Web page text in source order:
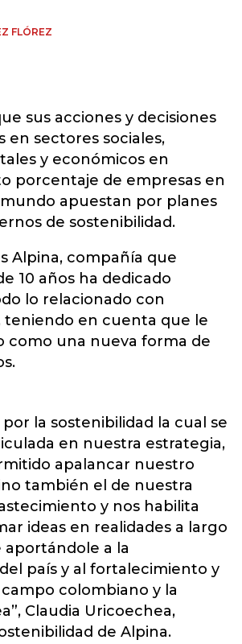
FLÓREZ
sus acciones y decisiones
en sectores sociales,
y económicos en
porcentaje de empresas en
apuestan por planes
de sostenibilidad.
Alpina, compañía que
10 años ha dedicado
lo relacionado con
teniendo en cuenta que le
como una nueva forma de
por la sostenibilidad la cual se
en nuestra estrategia,
apalancar nuestro
también el de nuestra
y nos habilita
ideas en realidades a largo
aportándole a la
país y al fortalecimiento y
colombiano y la
Claudia Uricoechea,
de Alpina.